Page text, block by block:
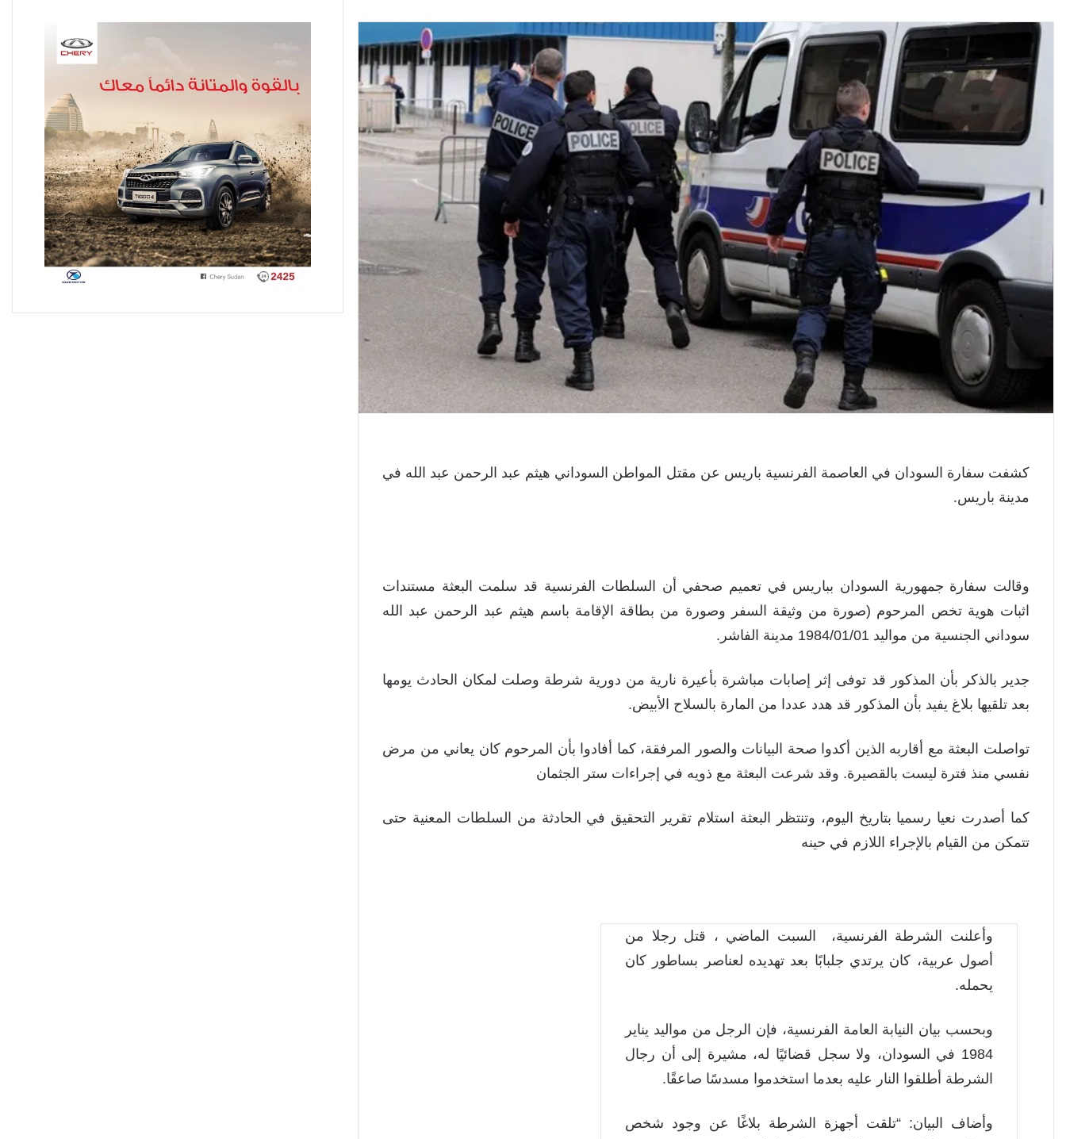
كشفت سفارة السودان في العاصمة الفرنسية باريس عن مقتل المواطن السوداني هيثم عبد الرحمن عبد الله في
مدينة باريس.
وقالت سفارة جمهورية السودان بباريس في تعميم صحفي أن السلطات الفرنسية قد سلمت البعثة مستندات
اثبات هوية تخص المرحوم (صورة من وثيقة السفر وصورة من بطاقة الإقامة باسم هيثم عبد الرحمن عبد الله
سوداني الجنسية من مواليد 1984/01/01 مدينة الفاشر.
جدير بالذكر بأن المذكور قد توفى إثر إصابات مباشرة بأعيرة نارية من دورية شرطة وصلت لمكان الحادث يومها
بعد تلقيها بلاغ يفيد بأن المذكور قد هدد عددا من المارة بالسلاح الأبيض.
تواصلت البعثة مع أقاربه الذين أكدوا صحة البيانات والصور المرفقة، كما أفادوا بأن المرحوم كان يعاني من مرض
نفسي منذ فترة ليست بالقصيرة. وقد شرعت البعثة مع ذويه في إجراءات ستر الجثمان
كما أصدرت نعيا رسميا بتاريخ اليوم، وتنتظر البعثة استلام تقرير التحقيق في الحادثة من السلطات المعنية حتى
تتمكن من القيام بالإجراء اللازم في حينه
وأعلنت الشرطة الفرنسية، السبت الماضي ، قتل رجلا من
أصول عربية، كان يرتدي جلبابًا بعد تهديده لعناصر بساطور كان
يحمله.
وبحسب بيان النيابة العامة الفرنسية، فإن الرجل من مواليد يناير
1984 في السودان، ولا سجل قضائيًا له، مشيرة إلى أن رجال
الشرطة أطلقوا النار عليه بعدما استخدموا مسدسًا صاعقًا.
وأضاف البيان: “تلقت أجهزة الشرطة بلاغًا عن وجود شخص